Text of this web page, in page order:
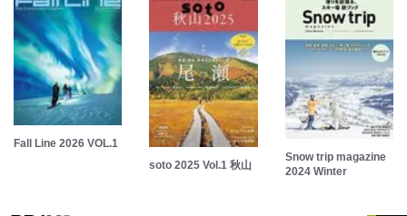
Fall Line 2026 VOL.1
soto 2025 Vol.1 秋山
Snow trip magazine
2024 Winter